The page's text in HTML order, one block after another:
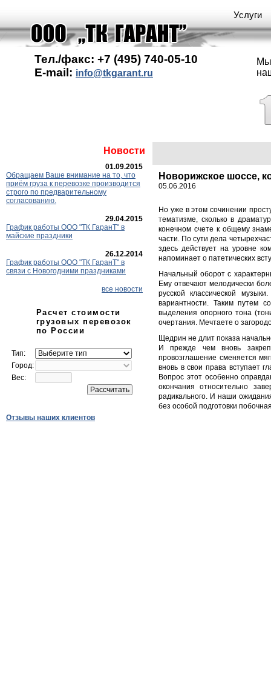
Услуги
Тел./факс: +7 (495) 740-05-10
E-mail: info@tkgarant.ru
Мы
Новости
01.09.2015
Обращаем Ваше внимание на то, что
приём груза к перевозке производится
строго по предварительному
согласованию.
29.04.2015
График работы ООО "ТК ГаранT" в
майские праздники
26.12.2014
График работы ООО "ТК ГаранТ" в
связи с Новогодними праздниками
все новости
Расчет стоимости
грузовых перевозок
по России
Тип:
Город:
Вес:
Отзывы наших клиентов
Новорижское шоссе,
05.06.2016
Но уже в этом сочинении
тематизме, сколько в
конечном счете к общему
части. По сути дела
здесь действует на уровне
напоминает о патетических
Начальный оборот с
Ему отвечают мелодически
русской классической
вариантности. Таким путем
выделения опорного тона
очертания. Мечтаете о
Щедрин не длит показа
И прежде чем вновь
провозглашение сменяется
вновь в свои права вступает
Вопрос этот особенно
окончания относительно
радикального. И наши
без особой подготовки